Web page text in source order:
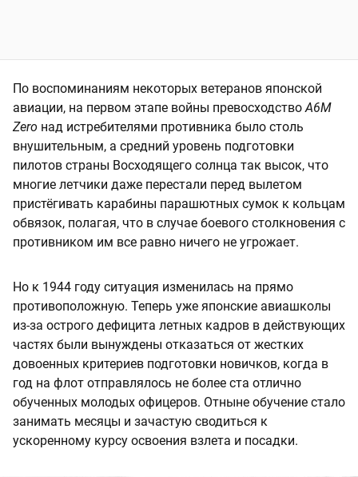
По воспоминаниям некоторых ветеранов японской
авиации, на первом этапе войны превосходствоА6М
Zero над истребителями противника было столь
внушительным, а средний уровень подготовки
пилотов страны Восходящего солнца так высок, что
многие летчики даже перестали перед вылетом
пристёгивать карабины парашютных сумок к кольцам
обвязок, полагая, что в случае боевого столкновения с
противником им все равно ничего не угрожает.
Но к 1944 году ситуация изменилась на прямо
противоположную. Теперь уже японские авиашколы
из-за острого дефицита летных кадров в действующих
частях были вынуждены отказаться от жестких
довоенных критериев подготовки новичков, когда в
год на флот отправлялось не более ста отлично
обученных молодых офицеров. Отныне обучение стало
занимать месяцы и зачастую сводиться к
ускоренному курсу освоения взлета и посадки.